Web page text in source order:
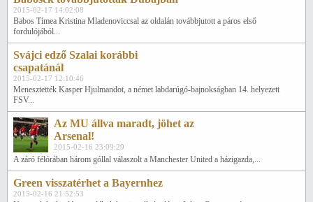
2015-02-17 14:02:08
Babos Tímea Kristina Mladenoviccsal az oldalán továbbjutott a páros első
fordulójából...
Svájci edző Szalai korábbi
csapatánál
2015-02-17 12:10:46
Menesztették Kasper Hjulmandot, a német labdarúgó-bajnokságban 14. helyezett
FSV...
Az MU állva maradt, jöhet az
Arsenal!
2015-02-16 23:09:29
A záró félórában három góllal válaszolt a Manchester United a házigazda,...
Green visszatérhet a Bayernhez
2015-02-16 21:52:53